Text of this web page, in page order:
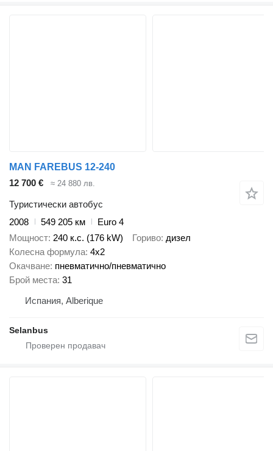
MAN FAREBUS 12-240
12 700 €
≈ 24 880 лв.
Туристически автобус
2008
549 205 км
Euro 4
Мощност 240 к.с. (176 kW) Гориво дизел
Колесна формула 4x2
Окачване пневматично/пневматично
Брой места 31
Испания, Alberique
Selanbus